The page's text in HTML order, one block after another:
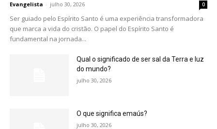
Evangelista - julho 30, 2026 0
Ser guiado pelo Espírito Santo é uma experiência transformadora
que marca a vida do cristão. O papel do Espírito Santo é
fundamental na jornada...
Qual o significado de ser sal da Terra e luz
do mundo?
julho 30, 2026
O que significa emaús?
julho 30, 2026